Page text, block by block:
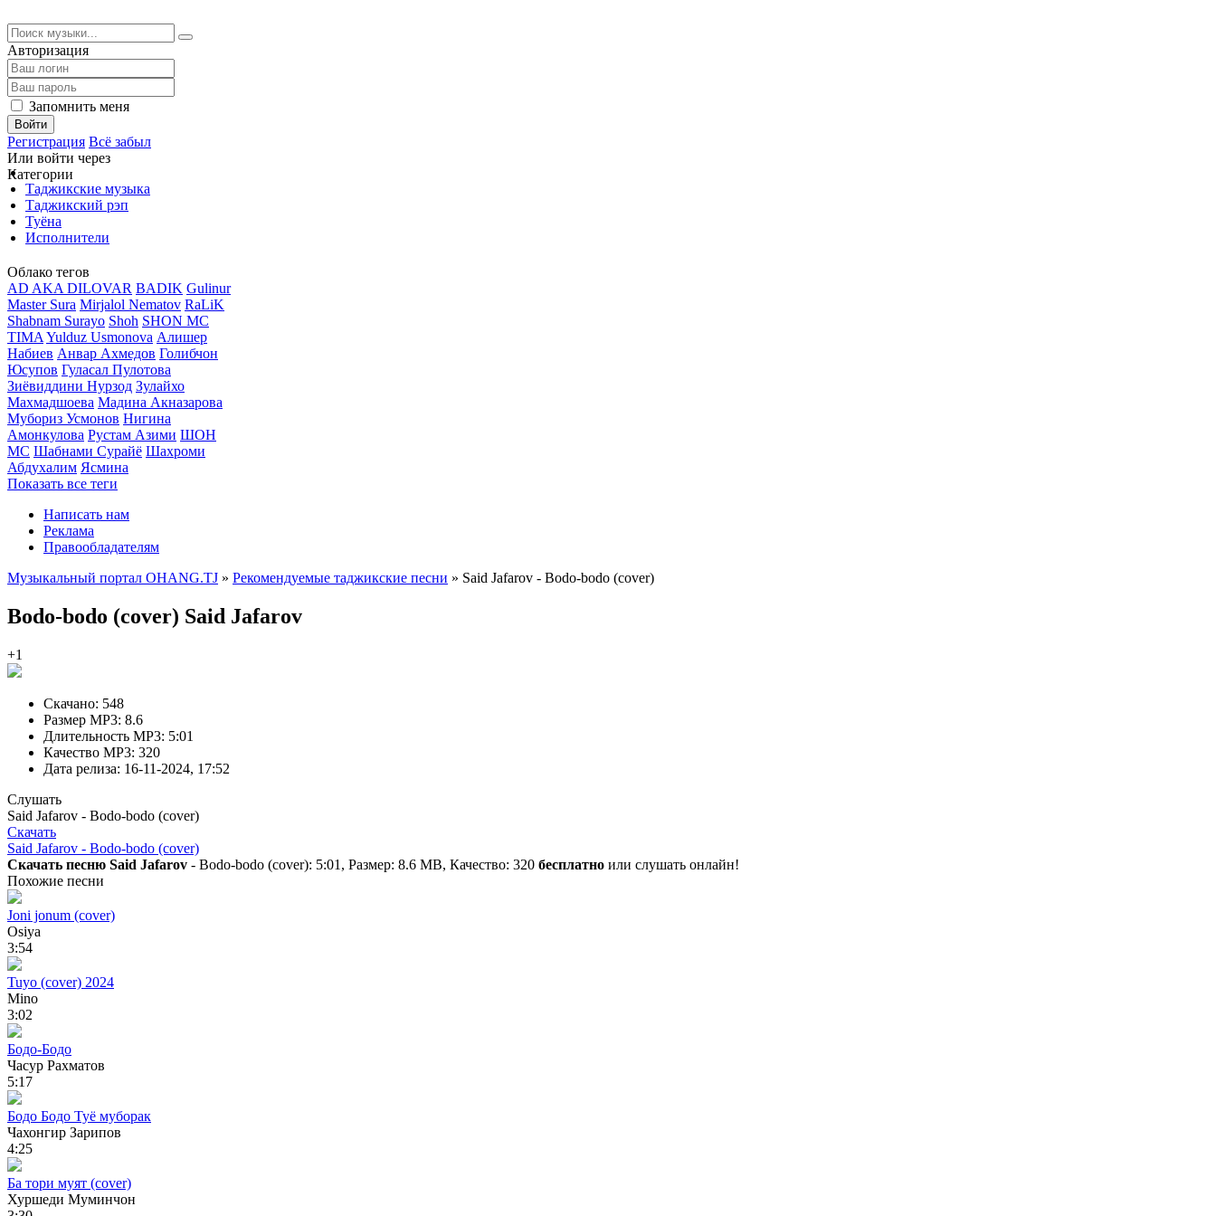
Авторизация
Запомнить меня
Войти
Регистрация Всё забыл
Или войти через
Категории
Таджикские музыка
Таджикский рэп
Туёна
Исполнители
Облако тегов
AD AKA DILOVAR BADIK Gulinur
Master Sura Mirjalol Nematov RaLiK
Shabnam Surayo Shoh SHON MC
TIMA Yulduz Usmonova Алишер
Набиев Анвар Ахмедов Голибчон
Юсупов Гуласал Пулотова
Зиёвиддини Нурзод Зулайхо
Махмадшоева Мадина Акназарова
Мубориз Усмонов Нигина
Амонкулова Рустам Азими ШОН
МС Шабнами Сурайё Шахроми
Абдухалим Ясмина
Показать все теги
Написать нам
Реклама
Правообладателям
Музыкальный портал OHANG.TJ » Рекомендуемые таджикские песни » Said Jafarov - Bodo-bodo (cover)
Bodo-bodo (cover) Said Jafarov
+1
Скачано: 548
Размер MP3: 8.6
Длительность MP3: 5:01
Качество MP3: 320
Дата релиза: 16-11-2024, 17:52
Слушать
Said Jafarov - Bodo-bodo (cover)
Скачать
Said Jafarov - Bodo-bodo (cover)
Скачать песню Said Jafarov - Bodo-bodo (cover): 5:01, Размер: 8.6 MB, Качество: 320 бесплатно или слушать онлайн!
Похожие песни
Joni jonum (cover)
Osiya
3:54
Tuyo (cover) 2024
Mino
3:02
Бодо-Бодо
Часур Рахматов
5:17
Бодо Бодо Туё муборак
Чахонгир Зарипов
4:25
Ба тори муят (cover)
Хуршеди Муминчон